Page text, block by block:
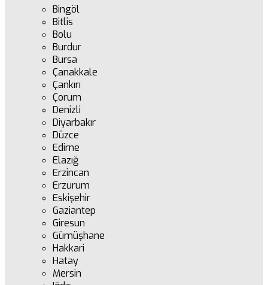
Bingöl
Bitlis
Bolu
Burdur
Bursa
Çanakkale
Çankırı
Çorum
Denizli
Diyarbakır
Düzce
Edirne
Elazığ
Erzincan
Erzurum
Eskişehir
Gaziantep
Giresun
Gümüşhane
Hakkari
Hatay
Mersin